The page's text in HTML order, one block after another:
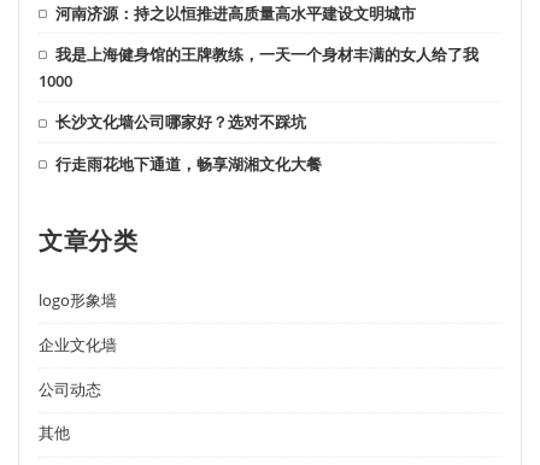
河南济源：持之以恒推进高质量高水平建设文明城市
我是上海健身馆的王牌教练，一天一个身材丰满的女人给了我
1000
长沙文化墙公司哪家好？选对不踩坑
行走雨花地下通道，畅享湖湘文化大餐
文章分类
logo形象墙
企业文化墙
公司动态
其他